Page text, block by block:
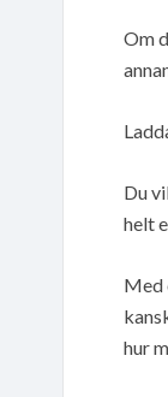
Om
Du
helt
Med
hur